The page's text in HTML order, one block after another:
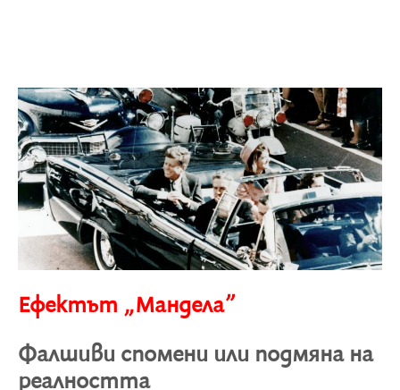
Ефектът „Мандела”
Фалшиви спомени или подмяна на
реалността